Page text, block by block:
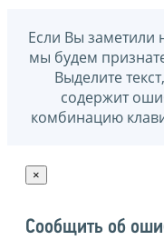
Если Вы заметили
мы будем
Выделите
содержит
комбинацию
×
Сообщить об